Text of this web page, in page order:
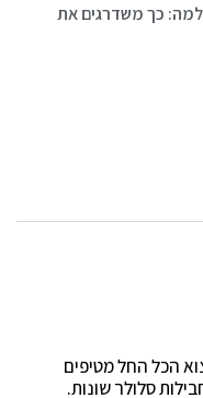
כך משדרגים את
הכל החל מטיפים
סלולר שונות.